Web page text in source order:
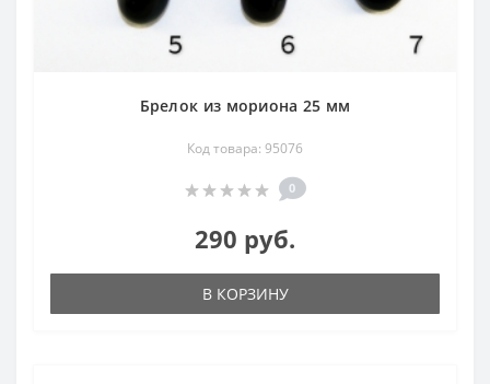
Брелок из мориона 25 мм
Код товара: 95076
0
290 руб.
В КОРЗИНУ